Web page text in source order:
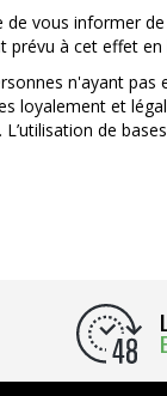
de vous informer
prévu à cet effet en
n'ayant
loyalement et
de